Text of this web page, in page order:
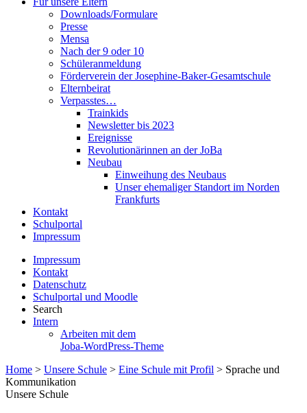
Downloads/Formulare
Presse
Mensa
Nach der 9 oder 10
Schüleranmeldung
Förderverein der Josephine-Baker-Gesamtschule
Elternbeirat
Verpasstes…
Trainkids
Newsletter bis 2023
Ereignisse
Revolutionärinnen an der JoBa
Neubau
Einweihung des Neubaus
Unser ehemaliger Standort im Norden
Frankfurts
Kontakt
Schulportal
Impressum
Impressum
Kontakt
Datenschutz
Schulportal und Moodle
Search
Intern
Arbeiten mit dem
Joba-WordPress-Theme
Home > Unsere Schule > Eine Schule mit Profil > Sprache und
Kommunikation
Unsere Schule